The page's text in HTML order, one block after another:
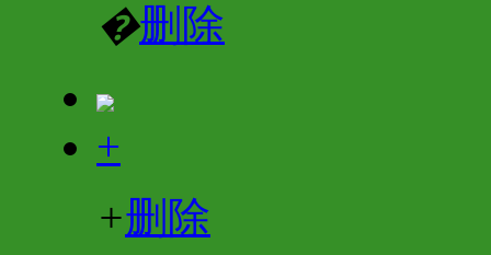
�删除
+
+删除